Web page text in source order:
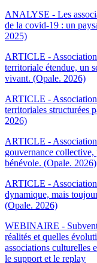
ANALYSE - Les
de la covid-19 : un
2025)
ARTICLE -
territoriale étendue, un
vivant. (Opale. 2026)
ARTICLE -
territoriales structurées
2026)
ARTICLE -
gouvernance collective,
bénévole. (Opale. 2026)
ARTICLE -
dynamique, mais
(Opale. 2026)
WEBINAIRE -
réalités et quelles
associations culturelles
le support et le replay